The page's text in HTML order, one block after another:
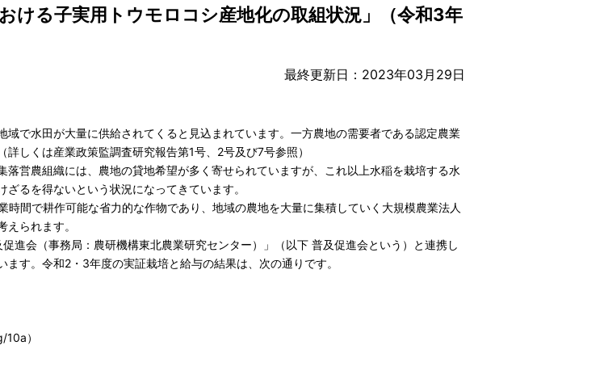
ける子実用トウモロコシ産地化の取組状況」（令和3年
最終更新日：2023年03月29日
で水田が大量に供給されてくると見込まれています。一方農地の需要者である認定農業
しくは産業政策監調査研究報告第1号、2号及び7号参照）
営農組織には、農地の貸地希望が多く寄せられていますが、これ以上水稲を栽培する水
るを得ないという状況になってきています。
間で耕作可能な省力的な作物であり、地域の農地を大量に集積していく大規模農業法人
られます。
進会（事務局：農研機構東北農業研究センター）」（以下 普及促進会という）と連携し
す。令和2・3年度の実証栽培と給与の結果は、次の通りです。
）